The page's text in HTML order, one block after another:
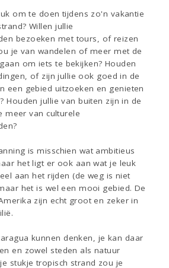
om te doen tijdens zo'n vakantie
Willen jullie
bezoeken met tours, of reizen
je van wandelen of meer met de
om iets te bekijken? Houden
of zijn jullie ook goed in de
een gebied uitzoeken en genieten
Houden jullie van buiten zijn in de
meer van culturele
is misschien wat ambitieus
het ligt er ook aan wat je leuk
aan het rijden (de weg is niet
het is wel een mooi gebied. De
zijn echt groot en zeker in
kunnen denken, je kan daar
en zowel steden als natuur
stukje tropisch strand zou je